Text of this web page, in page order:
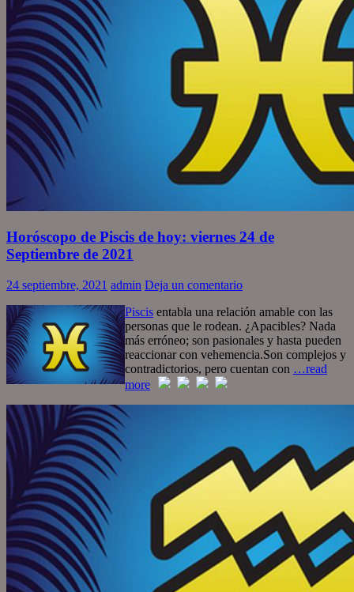
Horóscopo de Piscis de hoy: viernes 24 de
Septiembre de 2021
24 septiembre, 2021 admin Deja un comentario
Piscis entabla una relación amable con las
personas que le rodean. ¿Apacibles? Nada
más erróneo; son pasionales y hasta pueden
reaccionar con vehemencia.Son complejos y
contradictorios, pero cuentan con …read
more